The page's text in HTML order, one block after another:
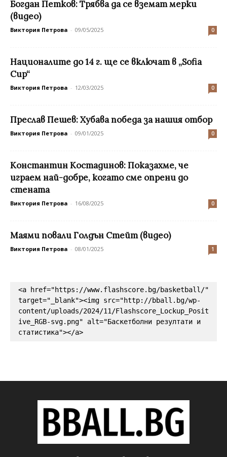
Богдан Петков: Трябва да се вземат мерки
(видео)
Виктория Петрова - 09/05/2025 0
Националите до 14 г. ще се включат в „Sofia
Cup“
Виктория Петрова - 12/03/2025 0
Преслав Пешев: Хубава победа за нашия отбор
Виктория Петрова - 09/01/2025 0
Константин Костадинов: Показахме, че
играем най-добре, когато сме опрени до
стената
Виктория Петрова - 16/08/2025 0
Маями повали Голдън Стейт (видео)
Виктория Петрова - 08/01/2025 1
<a href="https://www.flashscore.bg/basketball/"
target="_blank"><img src="http://bball.bg/wp-
content/uploads/2024/11/Flashscore_Lockup_Posit
ive_RGB-svg.png" alt="Баскетболни резултати и
статистика"></a>